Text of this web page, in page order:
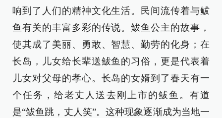
响到了人们的精神文化生活。民间流传着与鲅
鱼有关的丰富多彩的传说。鲅鱼公主的故事，
使其成了美丽、勇敢、智慧、勤劳的化身；在
长岛，儿女给长辈送鲅鱼的习俗，更是代表着
儿女对父母的孝心。长岛的女婿到了春天有一
个任务，给老丈人送去刚上市的鲅鱼。有道
是“鲅鱼跳，丈人笑”。这种现象逐渐成为当地一